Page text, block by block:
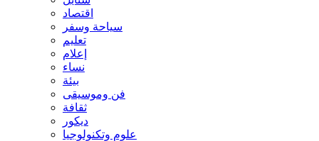
اقتصاد
سياحة وسفر
تعليم
إعلام
نساء
بيئة
فن وموسيقى
ثقافة
ديكور
علوم وتكنولوجيا